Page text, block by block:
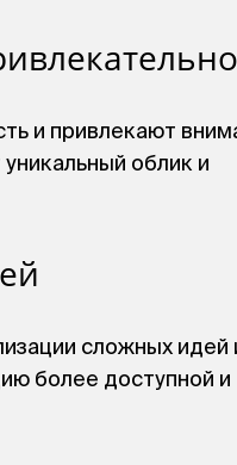
и привлекают
облик и
сложных идей
более доступной и